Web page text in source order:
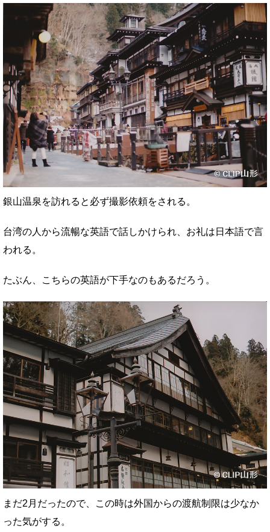
銀山温泉を訪れると必ず撮影依頼をされる。
台湾の人から流暢な英語で話しかけられ、お礼は日本語で言
われる。
たぶん、こちらの英語が下手なのもあるだろう。
まだ2月だったので、この時は外国からの渡航制限は少なか
った気がする。